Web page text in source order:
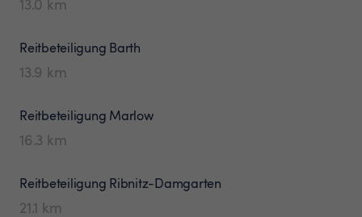
13.0 km
Reitbeteiligung Barth
13.9 km
Reitbeteiligung Marlow
16.3 km
Reitbeteiligung Ribnitz-Damgarten
21.1 km